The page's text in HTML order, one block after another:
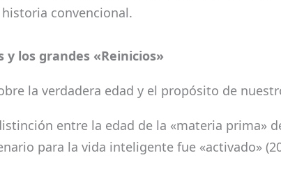
convencional.
y los grandes «Reinicios»
la verdadera edad y el propósito de
entre la edad de la «materia prima»
para la vida inteligente fue «activado»